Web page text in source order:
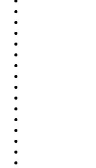
ordine di
Compra
Recent
Archives